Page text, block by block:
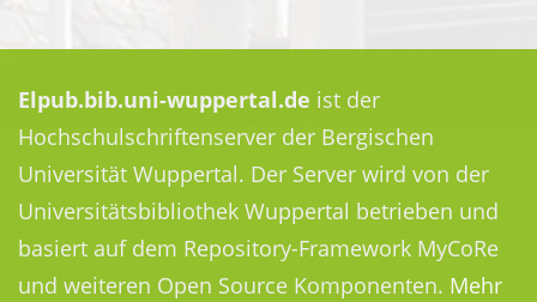
Elpub.bib.uni-wuppertal.de ist der
Hochschulschriftenserver der Bergischen
Universität Wuppertal. Der Server wird von der
Universitätsbibliothek Wuppertal betrieben und
basiert auf dem Repository-Framework MyCoRe
und weiteren Open Source Komponenten. Mehr